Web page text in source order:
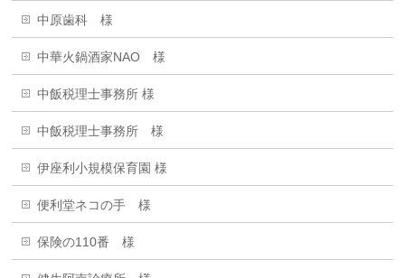
中原歯科 様
中華火鍋酒家NAO 様
中飯税理士事務所 様
中飯税理士事務所 様
伊座利小規模保育園 様
便利堂ネコの手 様
保険の110番 様